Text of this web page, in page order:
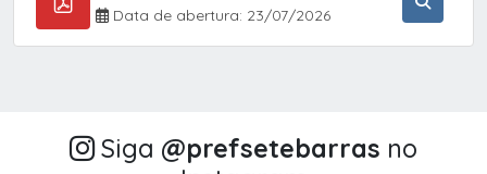
Data de abertura: 23/07/2026
Siga @‌prefsetebarras no